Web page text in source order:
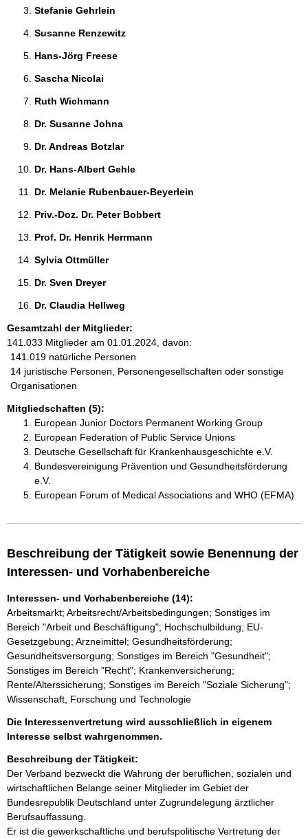
Stefanie Gehrlein
Susanne Renzewitz
Hans-Jörg Freese
Sascha Nicolai
Ruth Wichmann
Dr. Susanne Johna
Dr. Andreas Botzlar
Dr. Hans-Albert Gehle
Dr. Melanie Rubenbauer-Beyerlein
Priv.-Doz. Dr. Peter Bobbert
Prof. Dr. Henrik Herrmann
Sylvia Ottmüller
Dr. Sven Dreyer
Dr. Claudia Hellweg
Gesamtzahl der Mitglieder:
141.033 Mitglieder am 01.01.2024, davon:
141.019 natürliche Personen
14 juristische Personen, Personengesellschaften oder sonstige
Organisationen
Mitgliedschaften (5):
European Junior Doctors Permanent Working Group
European Federation of Public Service Unions
Deutsche Gesellschaft für Krankenhausgeschichte e.V.
Bundesvereinigung Prävention und Gesundheitsförderung
e.V.
European Forum of Medical Associations and WHO (EFMA)
Beschreibung der Tätigkeit sowie Benennung der
Interessen- und Vorhabenbereiche
Interessen- und Vorhabenbereiche (14):
Arbeitsmarkt; Arbeitsrecht/Arbeitsbedingungen; Sonstiges im
Bereich "Arbeit und Beschäftigung"; Hochschulbildung; EU-
Gesetzgebung; Arzneimittel; Gesundheitsförderung;
Gesundheitsversorgung; Sonstiges im Bereich "Gesundheit";
Sonstiges im Bereich "Recht"; Krankenversicherung;
Rente/Alterssicherung; Sonstiges im Bereich "Soziale Sicherung";
Wissenschaft, Forschung und Technologie
Die Interessenvertretung wird ausschließlich in eigenem
Interesse selbst wahrgenommen.
Beschreibung der Tätigkeit:
Der Verband bezweckt die Wahrung der beruflichen, sozialen und
wirtschaftlichen Belange seiner Mitglieder im Gebiet der
Bundesrepublik Deutschland unter Zugrundelegung ärztlicher
Berufsauffassung.
Er ist die gewerkschaftliche und berufspolitische Vertretung der